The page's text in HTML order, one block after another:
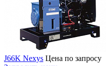
J66K Nexys Цена по запросу